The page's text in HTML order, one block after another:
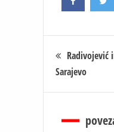
Кретање
чланка
Radivojević
Sarajevo